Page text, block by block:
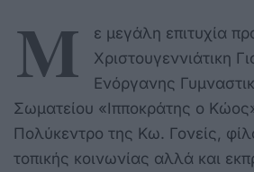
Μ
ε μεγάλη επιτυχία
Χριστουγεννιάτικη
Ενόργανης
Σωματείου «Ιπποκράτης ο
Πολύκεντρο της Κω. Γονείς,
τοπικής κοινωνίας αλλά και